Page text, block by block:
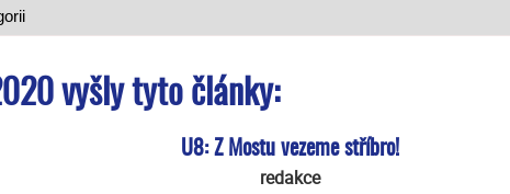
vyšly tyto články:
U8: Z Mostu vezeme stříbro!
redakce